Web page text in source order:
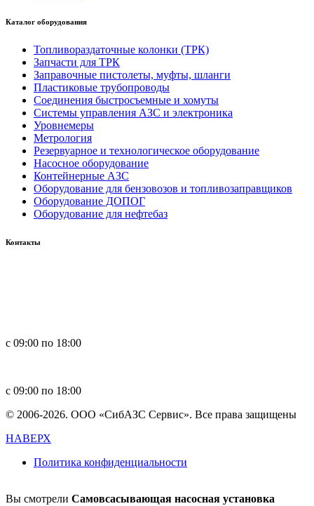
Каталог оборудования
Топливораздаточные колонки (ТРК)
Запчасти для ТРК
Заправочные пистолеты, муфты, шланги
Пластиковые трубопроводы
Соединения быстросъемные и хомуты
Системы управления АЗС и электроника
Уровнемеры
Метрология
Резервуарное и технологическое оборудование
Насосное оборудование
Контейнерные АЗС
Оборудование для бензовозов и топливозаправщиков
Оборудование ДОПОГ
Оборудование для нефтебаз
Контакты
с 09:00 по 18:00
с 09:00 по 18:00
© 2006-2026. ООО «СибАЗС Сервис». Все права защищены
НАВЕРХ
Политика конфиденциальности
Вы смотрели Самовсасывающая насосная установка